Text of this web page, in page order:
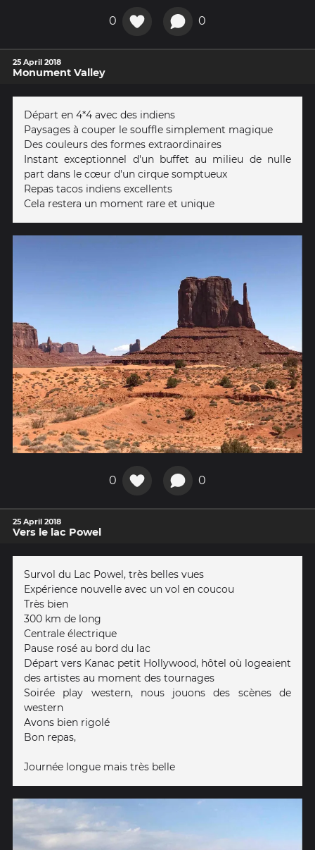
0 0
25 April 2018
Monument Valley
Départ en 4*4 avec des indiens
Paysages à couper le souffle simplement magique
Des couleurs des formes extraordinaires
Instant exceptionnel d'un buffet au milieu de nulle
part dans le cœur d'un cirque somptueux
Repas tacos indiens excellents
Cela restera un moment rare et unique
0 0
25 April 2018
Vers le lac Powel
Survol du Lac Powel, très belles vues
Expérience nouvelle avec un vol en coucou
Très bien
300 km de long
Centrale électrique
Pause rosé au bord du lac
Départ vers Kanac petit Hollywood, hôtel où logeaient
des artistes au moment des tournages
Soirée play western, nous jouons des scènes de
western
Avons bien rigolé
Bon repas,
Journée longue mais très belle